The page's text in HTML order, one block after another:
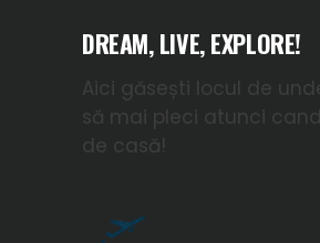
DREAM, LIVE, EXPLORE!
Aici găsești locul de
să mai pleci atunci
de casă!